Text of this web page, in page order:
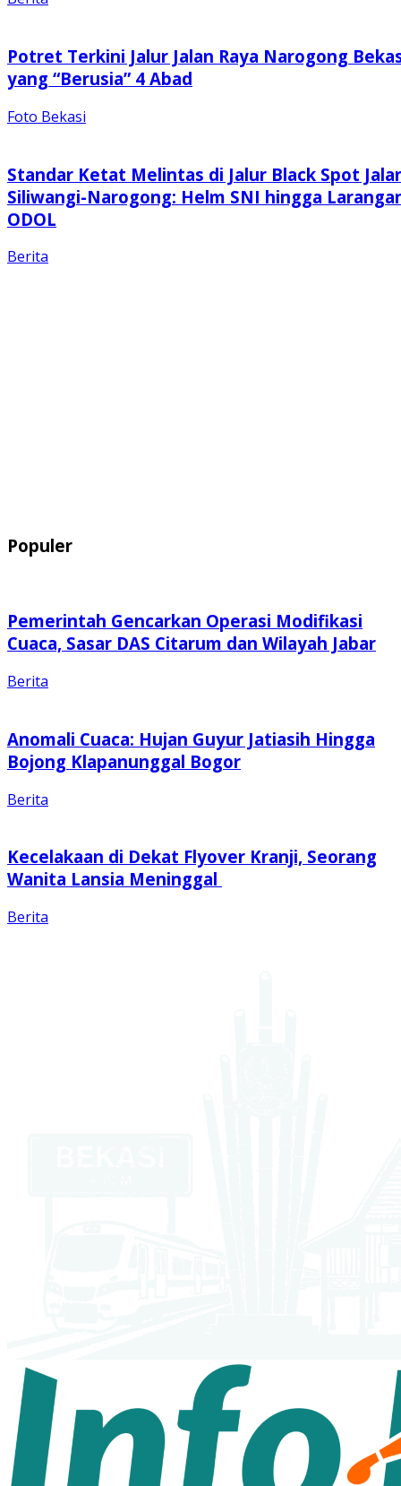
Potret Terkini Jalur Jalan Raya Narogong
yang “Berusia” 4 Abad
Foto Bekasi
Standar Ketat Melintas di Jalur Black Spot
Siliwangi-Narogong: Helm SNI hingga
ODOL
Berita
Populer
Pemerintah Gencarkan Operasi Modifikasi
Cuaca, Sasar DAS Citarum dan Wilayah Jabar
Berita
Anomali Cuaca: Hujan Guyur Jatiasih Hingga
Bojong Klapanunggal Bogor
Berita
Kecelakaan di Dekat Flyover Kranji, Seorang
Wanita Lansia Meninggal
Berita